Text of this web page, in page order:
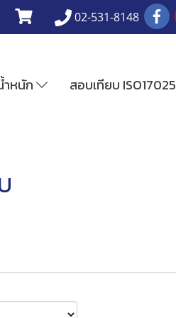
02-531-8148
ำหนัก สอบเทียบ ISO17025